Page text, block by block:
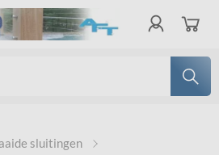
sluitingen